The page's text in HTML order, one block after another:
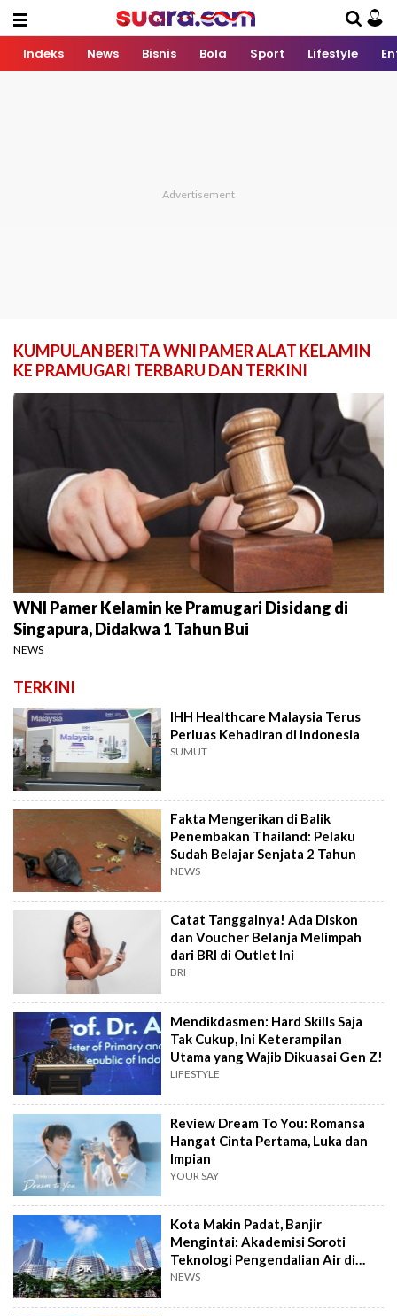
Indeks News Bisnis Bola Sport Lifestyle
KUMPULAN BERITA WNI PAMER ALAT KELAMIN
KE PRAMUGARI TERBARU DAN TERKINI
WNI Pamer Kelamin ke Pramugari Disidang di
Singapura, Didakwa 1 Tahun Bui
NEWS
TERKINI
IHH Healthcare Malaysia Terus
Perluas Kehadiran di Indonesia
SUMUT
Fakta Mengerikan di Balik
Penembakan Thailand: Pelaku
Sudah Belajar Senjata 2 Tahun
NEWS
Catat Tanggalnya! Ada Diskon
dan Voucher Belanja Melimpah
dari BRI di Outlet Ini
BRI
Mendikdasmen: Hard Skills Saja
Tak Cukup, Ini Keterampilan
Utama yang Wajib Dikuasai Gen Z!
LIFESTYLE
Review Dream To You: Romansa
Hangat Cinta Pertama, Luka dan
Impian
YOUR SAY
Kota Makin Padat, Banjir
Mengintai: Akademisi Soroti
Teknologi Pengendalian Air di
PIK2
NEWS